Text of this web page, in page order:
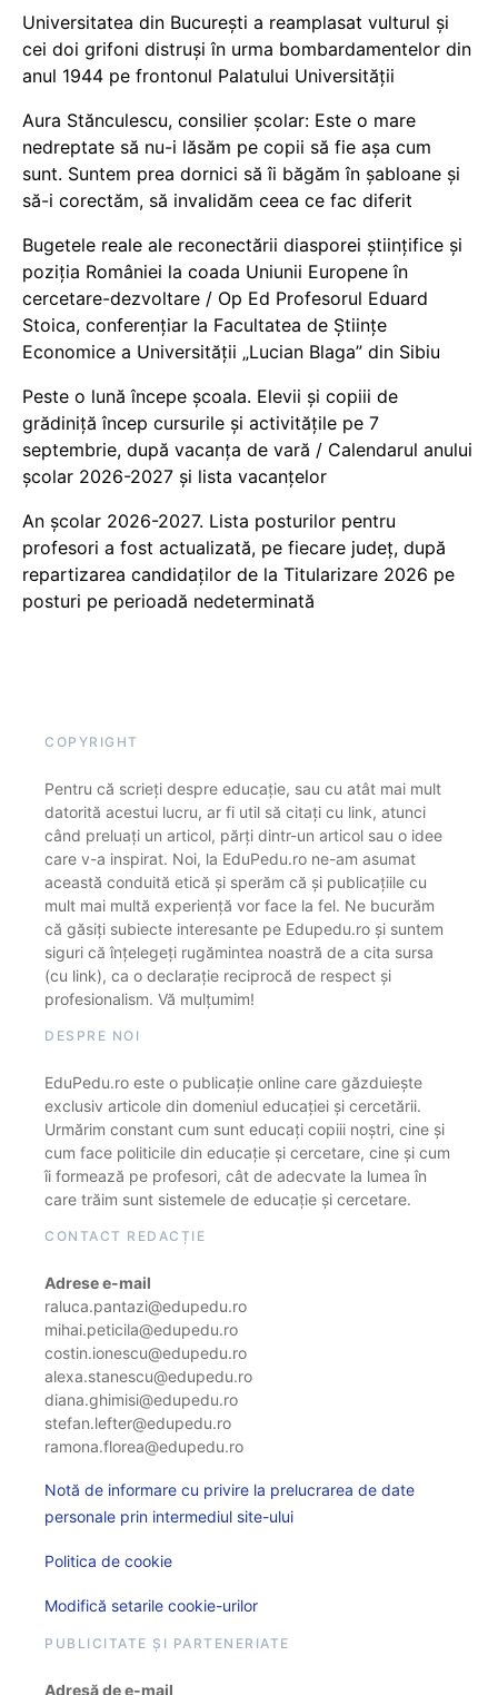
Universitatea din București a reamplasat vulturul și
cei doi grifoni distruși în urma bombardamentelor din
anul 1944 pe frontonul Palatului Universității
Aura Stănculescu, consilier școlar: Este o mare
nedreptate să nu-i lăsăm pe copii să fie așa cum
sunt. Suntem prea dornici să îi băgăm în șabloane și
să-i corectăm, să invalidăm ceea ce fac diferit
Bugetele reale ale reconectării diasporei științifice și
poziția României la coada Uniunii Europene în
cercetare-dezvoltare / Op Ed Profesorul Eduard
Stoica, conferențiar la Facultatea de Științe
Economice a Universității „Lucian Blaga” din Sibiu
Peste o lună începe școala. Elevii și copiii de
grădiniță încep cursurile și activitățile pe 7
septembrie, după vacanța de vară / Calendarul anului
școlar 2026-2027 și lista vacanțelor
An școlar 2026-2027. Lista posturilor pentru
profesori a fost actualizată, pe fiecare județ, după
repartizarea candidaților de la Titularizare 2026 pe
posturi pe perioadă nedeterminată
COPYRIGHT
Pentru că scrieți despre educație, sau cu atât mai mult
datorită acestui lucru, ar fi util să citați cu link, atunci
când preluați un articol, părți dintr-un articol sau o idee
care v-a inspirat. Noi, la EduPedu.ro ne-am asumat
această conduită etică și sperăm că și publicațiile cu
mult mai multă experiență vor face la fel. Ne bucurăm
că găsiți subiecte interesante pe Edupedu.ro și suntem
siguri că înțelegeți rugămintea noastră de a cita sursa
(cu link), ca o declarație reciprocă de respect și
profesionalism. Vă mulțumim!
DESPRE NOI
EduPedu.ro este o publicație online care găzduiește
exclusiv articole din domeniul educației și cercetării.
Urmărim constant cum sunt educați copiii noștri, cine și
cum face politicile din educație și cercetare, cine și cum
îi formează pe profesori, cât de adecvate la lumea în
care trăim sunt sistemele de educație și cercetare.
CONTACT REDACȚIE
Adrese e-mail
raluca.pantazi@edupedu.ro
mihai.peticila@edupedu.ro
costin.ionescu@edupedu.ro
alexa.stanescu@edupedu.ro
diana.ghimisi@edupedu.ro
stefan.lefter@edupedu.ro
ramona.florea@edupedu.ro
Notă de informare cu privire la prelucrarea de date
personale prin intermediul site-ului
Politica de cookie
Modifică setarile cookie-urilor
PUBLICITATE ȘI PARTENERIATE
Adresă de e-mail